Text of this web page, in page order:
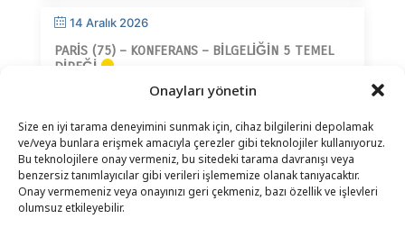
Onayları yönetin
Size en iyi tarama deneyimini sunmak için, cihaz bilgilerini depolamak
ve/veya bunlara erişmek amacıyla çerezler gibi teknolojiler kullanıyoruz.
Bu teknolojilere onay vermeniz, bu sitedeki tarama davranışı veya
benzersiz tanımlayıcılar gibi verileri işlememize olanak tanıyacaktır.
Onay vermemeniz veya onayınızı geri çekmeniz, bazı özellik ve işlevleri
olumsuz etkileyebilir.
14 Aralık 2026
PARIS (75) – KONFERANS – BILGELIĞIN 5 TEMEL
DIREĞI
İLETIŞIM–